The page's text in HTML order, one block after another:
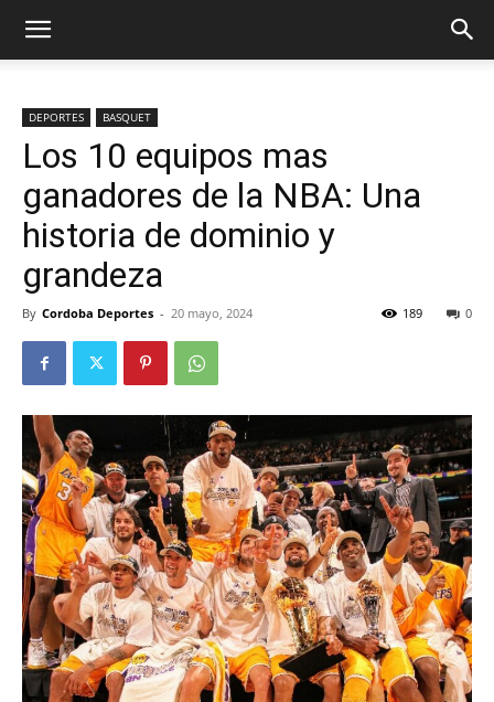
DEPORTES BASQUET
Los 10 equipos mas
ganadores de la NBA: Una
historia de dominio y
grandeza
By Cordoba Deportes - 20 mayo, 2024 0
189